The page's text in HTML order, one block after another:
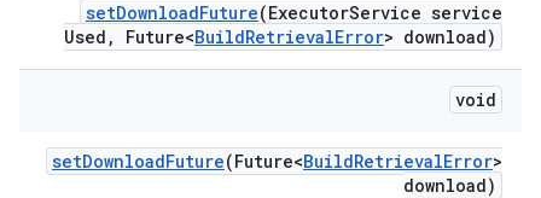
setDownloadFuture(ExecutorService service
Used , Future<BuildRetrievalError> download)
void
setDownloadFuture(Future<BuildRetrievalError>
download)